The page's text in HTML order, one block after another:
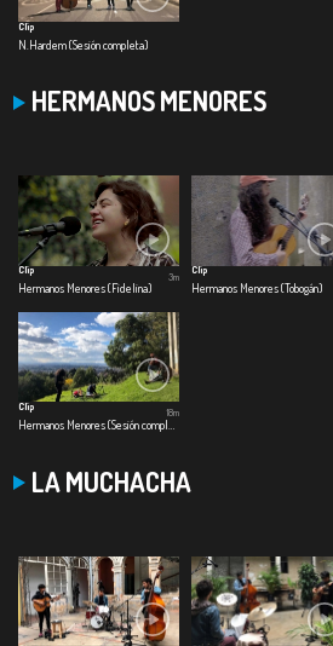
Clip
N.Hardem (Sesión completa)
HERMANOS MENORES
Clip
Hermanos Menores (Fidelina)
3m
Clip
Hermanos Menores (Tobogán)
Clip
18m
LA MUCHACHA